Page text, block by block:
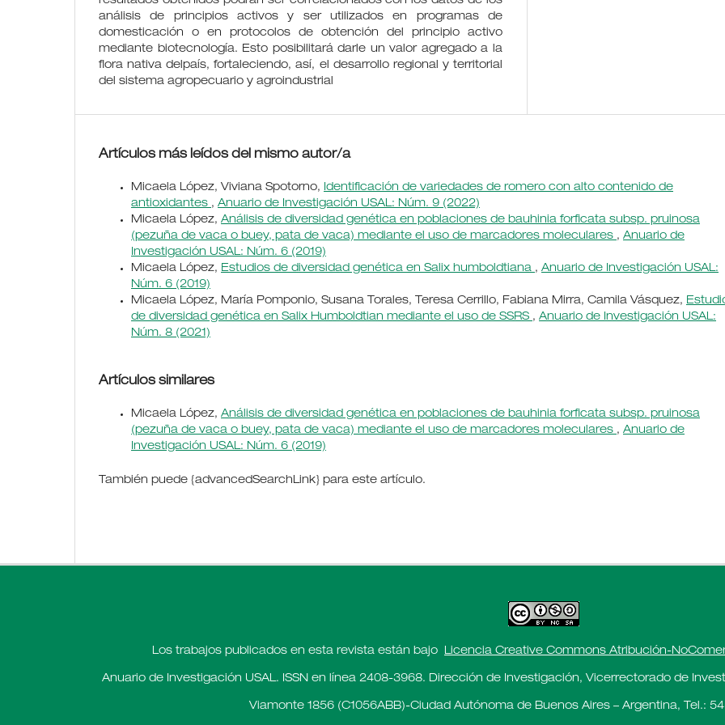
análisis de principios activos y ser utilizados en programas de
domesticación o en protocolos de obtención del principio activo
mediante biotecnología. Esto posibilitará darle un valor agregado a la
flora nativa delpaís, fortaleciendo, así, el desarrollo regional y territorial
del sistema agropecuario y agroindustrial
Artículos más leídos del mismo autor/a
Micaela López, Viviana Spotorno, Identificación de variedades de romero con alto contenido de
antioxidantes , Anuario de Investigación USAL: Núm. 9 (2022)
Micaela López, Análisis de diversidad genética en poblaciones de bauhinia forficata subsp. pruinosa
(pezuña de vaca o buey, pata de vaca) mediante el uso de marcadores moleculares , Anuario de
Investigación USAL: Núm. 6 (2019)
Micaela López, Estudios de diversidad genética en Salix humboldtiana , Anuario de Investigación USAL:
Núm. 6 (2019)
Micaela López, María Pomponio, Susana Torales, Teresa Cerrillo, Fabiana Mirra, Camila Vásquez,
de diversidad genética en Salix Humboldtian mediante el uso de SSRS , Anuario de Investigación USAL:
Núm. 8 (2021)
Artículos similares
Micaela López, Análisis de diversidad genética en poblaciones de bauhinia forficata subsp. pruinosa
(pezuña de vaca o buey, pata de vaca) mediante el uso de marcadores moleculares , Anuario de
Investigación USAL: Núm. 6 (2019)
También puede {advancedSearchLink} para este artículo.
Los trabajos publicados en esta revista están bajo Licencia Creative Commons Atribución-
Anuario de Investigación USAL. ISSN en línea 2408-3968. Dirección de Investigación, Vicerrectorado de
Viamonte 1856 (C1056ABB)-Ciudad Autónoma de Buenos Aires – Argentina, Tel.: